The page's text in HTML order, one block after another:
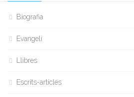
Biografia
Evangeli
Llibres
Escrits-articles